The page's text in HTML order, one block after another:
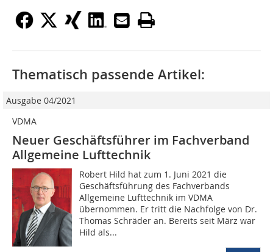
Thematisch passende Artikel:
Ausgabe 04/2021
VDMA
Neuer Geschäftsführer im Fachverband
Allgemeine Lufttechnik
Robert Hild hat zum 1. Juni 2021 die
Geschäftsführung des Fachverbands
Allgemeine Lufttechnik im VDMA
übernommen. Er tritt die Nachfolge von Dr.
Thomas Schräder an. Bereits seit März war
Hild als...